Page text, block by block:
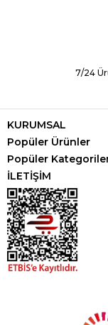
7/24
KURUMSAL
Popüler Ürünler
Popüler
İLETİŞİM